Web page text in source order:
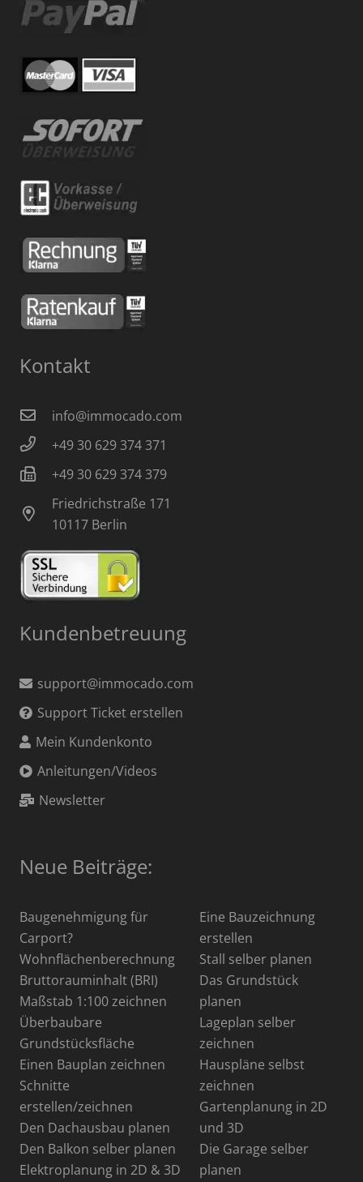
Kontakt
info@immocado.com
+49 30 629 374 371
+49 30 629 374 379
Friedrichstraße 171
10117 Berlin
Kundenbetreuung
support@immocado.com
Support Ticket erstellen
Mein Kundenkonto
Anleitungen/Videos
Newsletter
Neue Beiträge:
Baugenehmigung für
Carport?
Wohnflächenberechnung
Bruttorauminhalt (BRI)
Maßstab 1:100 zeichnen
Überbaubare
Grundstücksfläche
Einen Bauplan zeichnen
Schnitte
erstellen/zeichnen
Den Dachausbau planen
Den Balkon selber planen
Elektroplanung in 2D & 3D
Eine Bauzeichnung
erstellen
Stall selber planen
Das Grundstück
planen
Lageplan selber
zeichnen
Hauspläne selbst
zeichnen
Gartenplanung in 2D
und 3D
Die Garage selber
planen